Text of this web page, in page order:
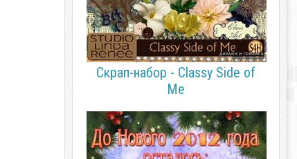
Скрап-набор - Classy Side of
Me